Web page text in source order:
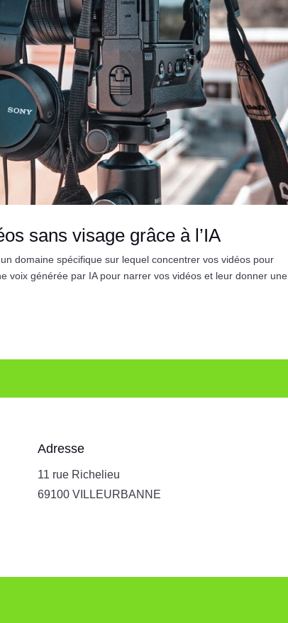
sans visage grâce à l’IA
domaine spécifique sur lequel concentrer vos vidéos pour
voix générée par IA pour narrer vos vidéos et leur donner une
Adresse
11 rue Richelieu
69100 VILLEURBANNE